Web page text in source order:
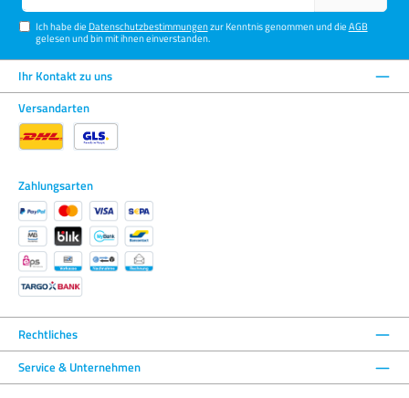
Ich habe die Datenschutzbestimmungenzur Kenntnis genommen und dieAGB
gelesen und bin mit ihnen einverstanden.
Ihr Kontakt zu uns
Versandarten
Zahlungsarten
Rechtliches
Service & Unternehmen